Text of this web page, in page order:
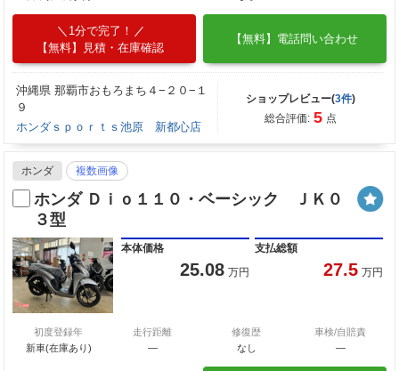
1分で完了！
【無料】見積・在庫確認
【無料】電話問い合わせ
沖縄県 那覇市おもろまち４−２０−１
９
ホンダｓｐｏｒｔｓ池原 新都心店
ショップレビュー(3件)
総合評価: 5 点
ホンダ 複数画像
ホンダ Ｄｉｏ１１０・ベーシック ＪＫ０
３型
本体価格
25.08 万円
支払総額
27.5 万円
初度登録年
新車(在庫あり)
走行距離
―
修復歴
なし
車検/自賠責
―